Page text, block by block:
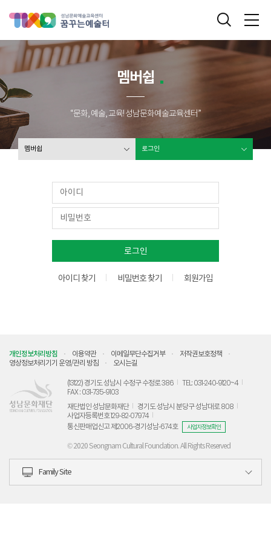
통합검색
멤버쉽
“문화, 예술, 교육! 성남문화예술교육센터”
멤버쉽 로그인
아이디 찾기 비밀번호 찾기 회원가입
개인정보처리방침 이용약관 이메일무단수집거부
저작권보호정책
영상정보처리기기 운영/관리 방침
오시는길
(13122) 경기도 성남시 수정구 수정로 386
TEL: 031-240-9120~4
FAX : 031-735-9103
재단법인 성남문화재단
경기도 성남시 분당구 성남대로 808
사업자등록번호 129-82-07974
통신판매업신고 제2006-경기성남-674호
사업자정보확인
© 2020 Seongnam Cultural Foundation. All Rights Reserved
Family Site